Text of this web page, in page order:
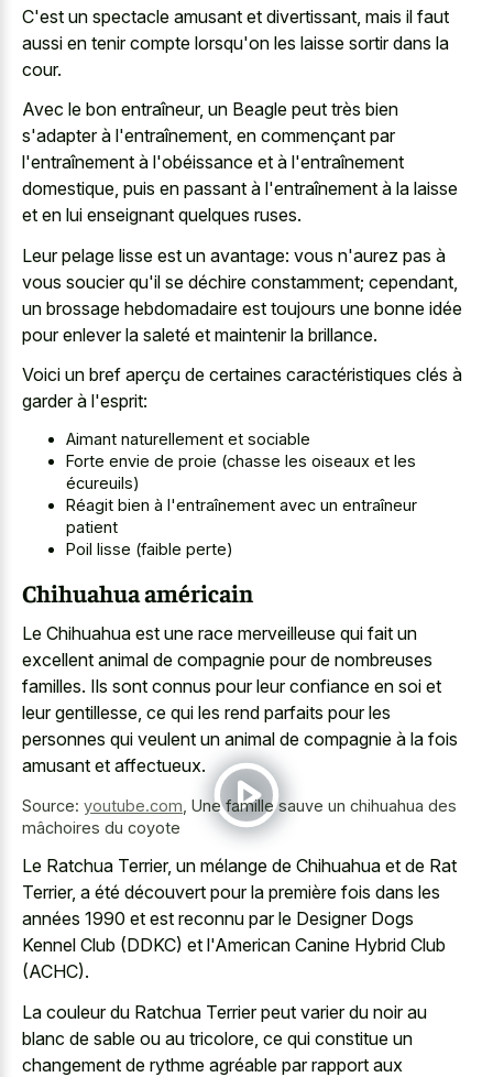
C'est un spectacle amusant et divertissant, mais il faut
aussi en tenir compte lorsqu'on les laisse sortir dans la
cour.
Avec le bon entraîneur, un Beagle peut très bien
s'adapter à l'entraînement, en commençant par
l'entraînement à l'obéissance et à l'entraînement
domestique, puis en passant à l'entraînement à la laisse
et en lui enseignant quelques ruses.
Leur pelage lisse est un avantage: vous n'aurez pas à
vous soucier qu'il se déchire constamment; cependant,
un brossage hebdomadaire est toujours une bonne idée
pour enlever la saleté et maintenir la brillance.
Voici un bref aperçu de certaines caractéristiques clés à
garder à l'esprit:
Aimant naturellement et sociable
Forte envie de proie (chasse les oiseaux et les
écureuils)
Réagit bien à l'entraînement avec un entraîneur
patient
Poil lisse (faible perte)
Chihuahua américain
Le Chihuahua est une race merveilleuse qui fait un
excellent animal de compagnie pour de nombreuses
familles. Ils sont connus pour leur confiance en soi et
leur gentillesse, ce qui les rend parfaits pour les
personnes qui veulent un animal de compagnie à la fois
amusant et affectueux.
Source: youtube.com Une famille sauve un chihuahua des
mâchoires du coyote
Le Ratchua Terrier, un mélange de Chihuahua et de Rat
Terrier, a été découvert pour la première fois dans les
années 1990 et est reconnu par le Designer Dogs
Kennel Club (DDKC) et l'American Canine Hybrid Club
(ACHC).
La couleur du Ratchua Terrier peut varier du noir au
blanc de sable ou au tricolore, ce qui constitue un
changement de rythme agréable par rapport aux